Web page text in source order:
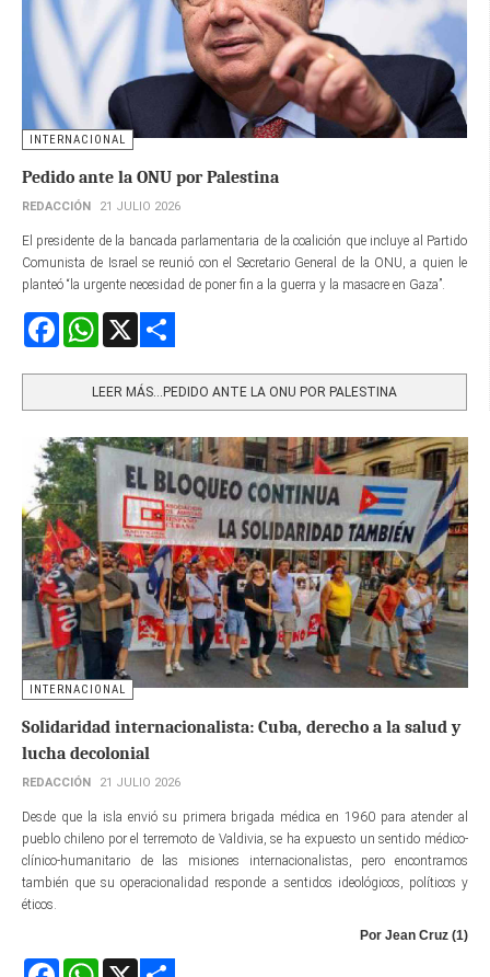
INTERNACIONAL
Pedido ante la ONU por Palestina
REDACCIÓN 21 JULIO 2026
El presidente de la bancada parlamentaria de la coalición que incluye al Partido
Comunista de Israel se reunió con el Secretario General de la ONU, a quien le
planteó “la urgente necesidad de poner fin a la guerra y la masacre en Gaza”.
FacebookWhatsApp
LEER MÁS…PEDIDO ANTE LA ONU POR PALESTINA
INTERNACIONAL
Solidaridad internacionalista: Cuba, derecho a la salud y
lucha decolonial
REDACCIÓN 21 JULIO 2026
Desde que la isla envió su primera brigada médica en 1960 para atender al
pueblo chileno por el terremoto de Valdivia, se ha expuesto un sentido médico-
clínico-humanitario de las misiones internacionalistas, pero encontramos
también que su operacionalidad responde a sentidos ideológicos, políticos y
éticos.
Por Jean Cruz (1)
FacebookWhatsApp